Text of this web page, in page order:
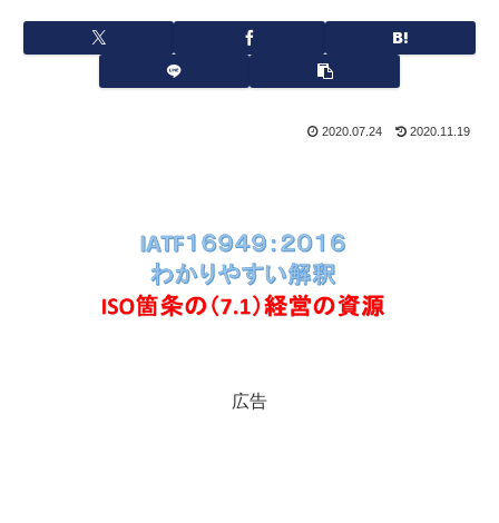
2020.07.24 2020.11.19
広告